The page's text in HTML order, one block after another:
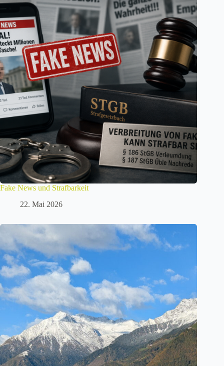
Fake News und Strafbarkeit
22. Mai 2026